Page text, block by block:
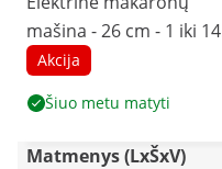
mašina - 26 cm - 1 iki 14
mm tešlos storis - Royal
Akcija
Šiuo metu matyti
Matmenys (LxŠxV)